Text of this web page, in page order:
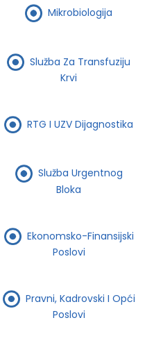
Mikrobiologija
Služba Za Transfuziju
Krvi
RTG I UZV Dijagnostika
Služba Urgentnog
Bloka
Ekonomsko-Finansijski
Poslovi
Pravni, Kadrovski I Opći
Poslovi